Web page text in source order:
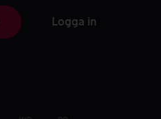
Logga in